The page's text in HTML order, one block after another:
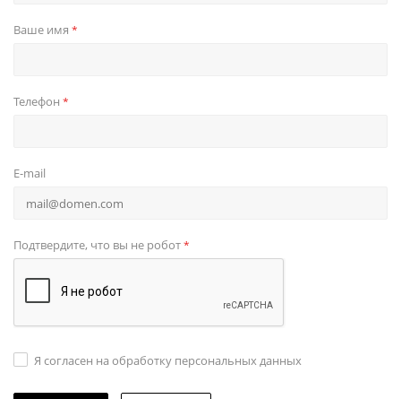
Ваше имя *
Телефон *
E-mail
Подтвердите, что вы не робот*
Я согласен на обработку персональных данных